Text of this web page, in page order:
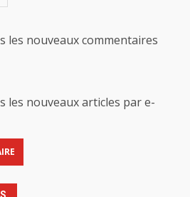
les nouveaux commentaires
les nouveaux articles par e-